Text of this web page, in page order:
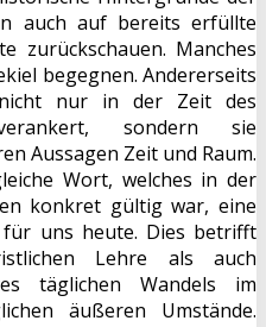
auch auf bereits erfüllte
zurückschauen. Manches
begegnen. Andererseits
nur in der Zeit des
sondern sie
Aussagen Zeit und Raum.
Wort, welches in der
konkret gültig war, eine
uns heute. Dies betrifft
Lehre als auch
täglichen Wandels im
äußeren Umstände.